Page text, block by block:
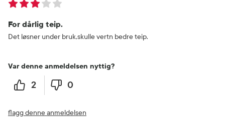
For dårlig teip.
Det løsner under bruk,skulle vertn bedre teip.
Var denne anmeldelsen nyttig?
2 0
flagg denne anmeldelsen